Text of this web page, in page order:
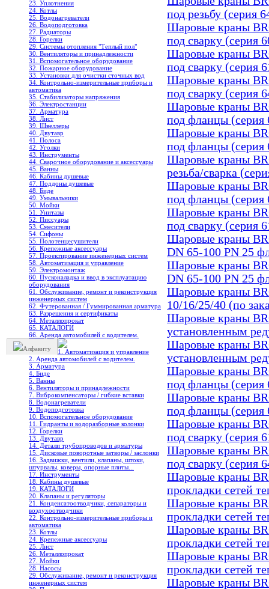
23. Уплотнения
24. Котлы
25. Водонагреватели
26. Водоподготовка
27. Радиаторы
28. Горелки
29. Системы отопления "Теплый пол"
30. Вентиляторы и принадлежности
31. Вспомогательное оборудование
32. Пожарное оборудование
33. Установки для очистки сточных вод
34. Контрольно-измерительные приборы и
автоматика
35. Стабилизаторы напряжения
36. Электростанции
37. Арматура
38. Лист
39. Швеллеры
40. Двутавр
41. Полоса
42. Уголки
43. Инструменты
44. Сварочное оборудование и аксессуары
45. Ванны
46. Кабины душевые
47. Поддоны душевые
48. Биде
49. Умывальники
50. Мойки
51. Унитазы
52. Писсуары
53. Смесители
54. Сифоны
55. Полотенцесушители
56. Крепежные аксессуары
57. Проектирование инженерных систем
58. Автоматизация и управление
59. Электромонтаж
60. Пусконаладка и ввод в эксплуатацию
оборудования
61. Обслуживание, ремонт и реконструкция
инженерных систем
62. Футерованная / Гуммированная арматура
63. Разрешения и сертификаты
64. Металлопрокат
65. КАТАЛОГИ
66. Аренда автомобилей с водителем.
Алфавиту
1. Автоматизация и управление
2. Аренда автомобилей с водителем.
3. Арматура
4. Биде
5. Ванны
6. Вентиляторы и принадлежности
7. Виброкомпенсаторы / гибкие вставки
8. Водонагреватели
9. Водоподготовка
10. Вспомогательное оборудование
11. Гидранты и водоразборные колонки
12. Горелки
13. Двутавр
14. Детали трубопроводов и арматуры
15. Дисковые поворотные затворы / заслонки
16. Задвижки, вентили, клапаны, штоки,
штурвалы, коверы, опорные плиты...
17. Инструменты
18. Кабины душевые
19. КАТАЛОГИ
20. Клапаны и регуляторы
21. Конденсатоотводчики, сепараторы и
воздухоотводчики
22. Контрольно-измерительные приборы и
автоматика
23. Котлы
24. Крепежные аксессуары
25. Лист
26. Металлопрокат
27. Мойки
28. Насосы
29. Обслуживание, ремонт и реконструкция
инженерных систем
под резьбу (cерия
Шаровые краны
под сварку (серия
Шаровые краны
под сварку (серия
Шаровые краны
под сварку (серия
Шаровые краны
под фланцы (серия
Шаровые краны
под фланцы (серия
Шаровые краны
резьба/сварка
Шаровые краны
под фланцы (серия
Шаровые краны
под сварку (серия
Шаровые краны
DN 65-100 PN 25
Шаровые краны
DN 65-100 PN 25
Шаровые краны
10/16/25/40 (по
Шаровые краны
установленным
Шаровые краны
установленным
Шаровые краны
под фланцы (серия
Шаровые краны
под фланцы (серия
Шаровые краны
под сварку (cерия
Шаровые краны
под сварку (cерия
Шаровые краны
прокладки сетей
Шаровые краны
прокладки сетей
Шаровые краны
прокладки сетей
Шаровые краны
прокладки сетей
Шаровые краны